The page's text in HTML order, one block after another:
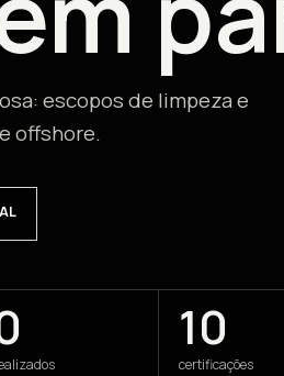
escopos de limpeza e
offshore.
10
certificações